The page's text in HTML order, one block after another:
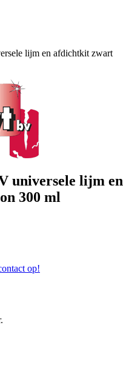
lijm en afdichtkit zwart
universele lijm en
300 ml
op!